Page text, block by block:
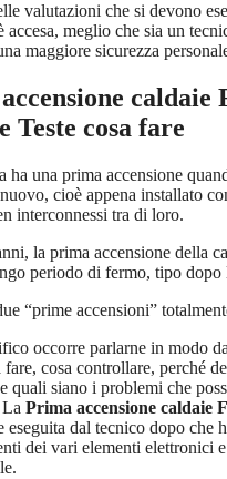
valutazioni che si devono
accesa, meglio che sia un
maggiore sicurezza
caldaie
Teste cosa fare
ha una prima accensione
cioè appena installato
interconnessi tra di loro.
la prima accensione della
periodo di fermo, tipo dopo
“prime accensioni”
occorre parlarne in modo
fare, cosa controllare, perché
quali siano i problemi che
Prima accensione caldaie
eseguita dal tecnico dopo che
dei vari elementi elettronici